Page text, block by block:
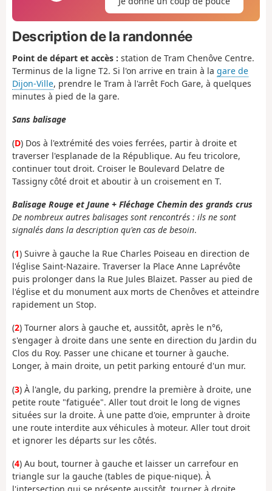
Description de la randonnée
Point de départ et accès : station de Tram Chenôve Centre.
Terminus de la ligne T2. Si l'on arrive en train à la gare de
Dijon-Ville, prendre le Tram à l'arrêt Foch Gare, à quelques
minutes à pied de la gare.
Sans balisage
(D) Dos à l'extrémité des voies ferrées, partir à droite et
traverser l'esplanade de la République. Au feu tricolore,
continuer tout droit. Croiser le Boulevard Delatre de
Tassigny côté droit et aboutir à un croisement en T.
Balisage Rouge et Jaune + Fléchage Chemin des grands crus
De nombreux autres balisages sont rencontrés : ils ne sont
signalés dans la description qu'en cas de besoin.
(1) Suivre à gauche la Rue Charles Poiseau en direction de
l'église Saint-Nazaire. Traverser la Place Anne Laprévôte
puis prolonger dans la Rue Jules Blaizet. Passer au pied de
l'église et du monument aux morts de Chenôves et atteindre
rapidement un Stop.
(2) Tourner alors à gauche et, aussitôt, après le n°6,
s'engager à droite dans une sente en direction du Jardin du
Clos du Roy. Passer une chicane et tourner à gauche.
Longer, à main droite, un petit parking entouré d'un mur.
(3) À l'angle, du parking, prendre la première à droite, une
petite route "fatiguée". Aller tout droit le long de vignes
situées sur la droite. À une patte d'oie, emprunter à droite
une route interdite aux véhicules à moteur. Aller tout droit
et ignorer les départs sur les côtés.
(4) Au bout, tourner à gauche et laisser un carrefour en
triangle sur la gauche (tables de pique-nique). À